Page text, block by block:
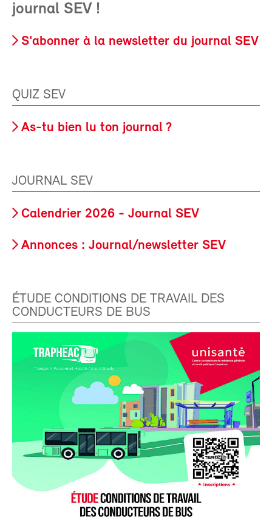
journal SEV !
S'abonner à la newsletter du journal SEV
QUIZ SEV
As-tu bien lu ton journal ?
JOURNAL SEV
Calendrier 2026 - Journal SEV
Annonces : Journal/newsletter SEV
ÉTUDE CONDITIONS DE TRAVAIL DES
CONDUCTEURS DE BUS